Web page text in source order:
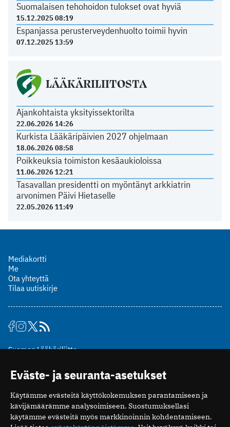
Suomalaisen tehohoidon tulokset ovat hyviä
15.12.2025 08:19
Espanjassa perusterveydenhuolto toimii hyvin
07.12.2025 13:59
LÄÄKÄRILIITOSTA
Ajankohtaista yksityissektorilta
22.06.2026 14:26
Kurkista Lääkäripäivien 2027 ohjelmaan
18.06.2026 08:58
Poikkeuksia toimiston kesäaukioloissa
11.06.2026 12:21
Tasavallan presidentti on myöntänyt arkkiatrin
arvonimen Päivi Hietaselle
22.05.2026 11:49
Mediakortti
Me
Ota yhteyttä
Tilaa uutiskirje
Suomen Lääkäriliitto
00510 Helsinki
puh. (09) 393 091
toimitus@potilaanlaakarilehti.fi
ISSN 2323-9476
Eväste- ja seuranta-asetukset
Käytämme evästeitä käyttökokemuksen parantamiseen ja
kävijämäärämme analysoimiseen. Suostumuksellasi
käytämme evästeitä myös markkinoinnin kohdentamiseen.